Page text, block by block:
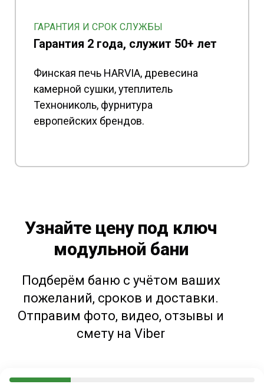
Финская печь HARVIA, древесина
камерной сушки, утеплитель
Технониколь, фурнитура
европейских брендов.
Гарантия 2 года, служит 50+ лет
ГАРАНТИЯ И СРОК СЛУЖБЫ
Подберём баню с учётом ваших
пожеланий, сроков и доставки.
Отправим фото, видео, отзывы и
смету на Viber
Узнайте цену под ключ
модульной бани